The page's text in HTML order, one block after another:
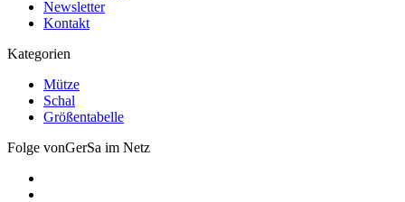
Newsletter
Kontakt
Kategorien
Mütze
Schal
Größentabelle
Folge vonGerSa im Netz